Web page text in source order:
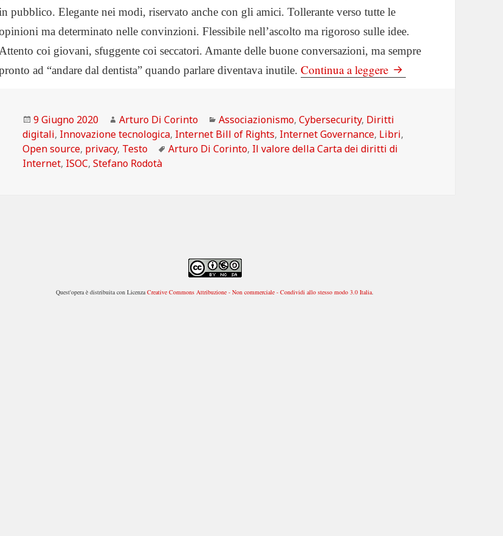
pubblico. Elegante nei modi, riservato anche con gli amici. Tollerante verso tutte le
ma determinato nelle convinzioni. Flessibile nell’ascolto ma rigoroso sulle idee.
coi giovani, sfuggente coi seccatori. Amante delle buone conversazioni, ma sempre
ad “andare dal dentista” quando parlare diventava inutile. Continua a leggere Libro: Il valore della
Scritto
il
9 Giugno 2020 Autore
Arturo Di Corinto Categorie
Associazionismo,Cybersecurity, Diritti
digitali, Innovazione tecnologica, Internet Bill of Rights, Internet Governance, Libri,
Open source, privacy, Testo Tag
Arturo Di Corinto, Il valore della Carta dei diritti di
Internet, ISOC,Stefano Rodotà
Quest'opera è distribuita con LicenzaCreative Commons Attribuzione - Non commerciale - Condividi allo stesso modo 3.0 Italia.